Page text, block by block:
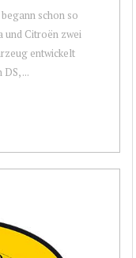
schon so
und Citroën zwei
entwickelt
...